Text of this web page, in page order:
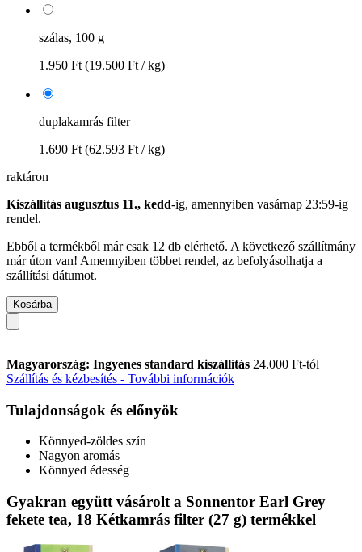
szálas, 100 g
1.950 Ft (19.500 Ft / kg)
duplakamrás filter
1.690 Ft (62.593 Ft / kg)
raktáron
Kiszállítás augusztus 11., kedd-ig, amennyiben vasárnap 23:59-ig
rendel.
Ebből a termékből már csak 12 db elérhető. A következő szállítmány
már úton van! Amennyiben többet rendel, az befolyásolhatja a
szállítási dátumot.
Kosárba
Magyarország: Ingyenes standard kiszállítás 24.000 Ft-tól
Szállítás és kézbesítés - További információk
Tulajdonságok és előnyök
Könnyed-zöldes szín
Nagyon aromás
Könnyed édesség
Gyakran együtt vásárolt a Sonnentor Earl Grey
fekete tea, 18 Kétkamrás filter (27 g) termékkel